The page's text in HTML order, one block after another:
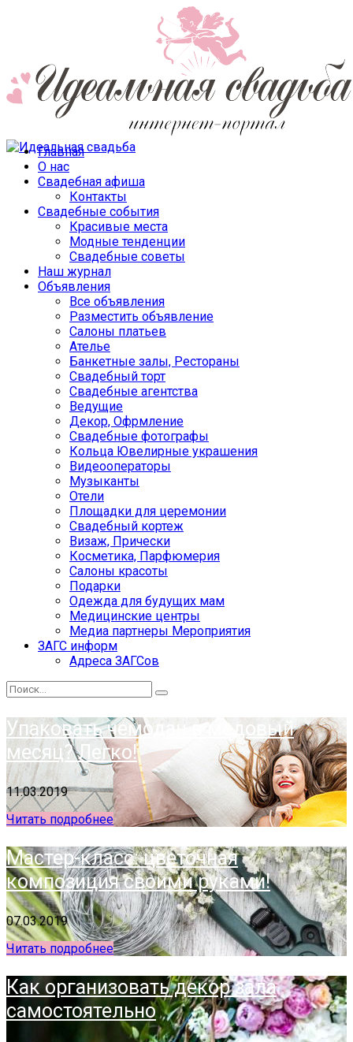
Главная
О нас
Свадебная афиша
Контакты
Свадебные события
Красивые места
Модные тенденции
Свадебные советы
Наш журнал
Объявления
Все объявления
Разместить объявление
Салоны платьев
Ателье
Банкетные залы, Рестораны
Свадебный торт
Свадебные агентства
Ведущие
Декор, Офрмление
Свадебные фотографы
Кольца Ювелирные украшения
Видеооператоры
Музыканты
Отели
Площадки для церемонии
Свадебный кортеж
Визаж, Прически
Косметика, Парфюмерия
Салоны красоты
Подарки
Одежда для будущих мам
Медицинские центры
Медиа партнеры Мероприятия
ЗАГС информ
Адреса ЗАГСов
Упаковать чемодан в медовый
месяц? Легко!
11.03.2019
Читать подробнее
Мастер-класс: цветочная
композиция своими руками!
07.03.2019
Читать подробнее
Как организовать декор зала
самостоятельно